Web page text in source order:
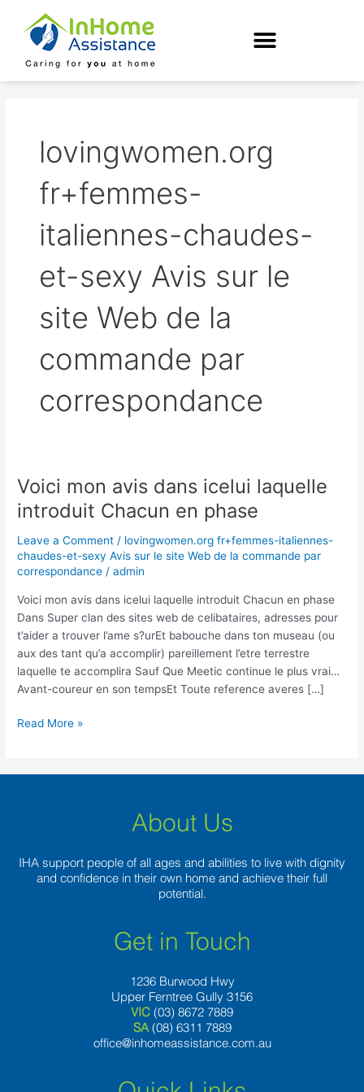
content
lovingwomen.org
fr+femmes-
italiennes-chaudes-
et-sexy Avis sur le
site Web de la
commande par
correspondance
Voici mon avis dans icelui laquelle
introduit Chacun en phase
Leave a Comment / lovingwomen.org fr+femmes-italiennes-
chaudes-et-sexy Avis sur le site Web de la commande par
correspondance /admin
Voici mon avis dans icelui laquelle introduit Chacun en phase
Dans Super clan des sites web de celibataires, adresses pour
t’aider a trouver l’ame s?urEt babouche dans ton museau (ou
aux des tant qu’a accomplir) pareillement l’etre terrestre
laquelle te accomplira Sauf Que Meetic continue le plus vrai…
Avant-coureur en son tempsEt Toute reference averes […]
Voici
mon
avis
dans
icelui
laquelle
Chacun
en
phase
Read More »
About Us
IHA support people of all ages and abilities to live with dignity
and confidence in their own home and achieve their full
potential.
Get in Touch
1236 Burwood Hwy
Upper Ferntree Gully 3156
VIC (03) 8672 7889
SA (08) 6311 7889
office@inhomeassistance.com.au